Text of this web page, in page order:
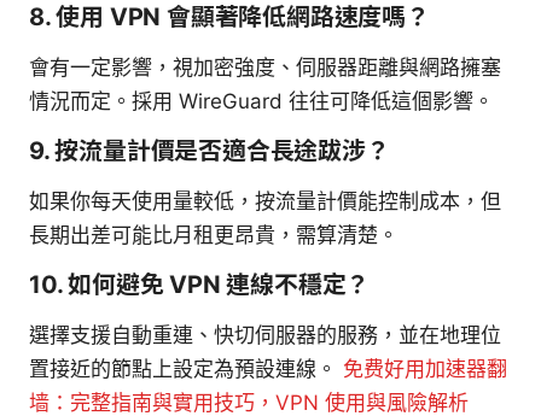
8. 使用 VPN 會顯著降低網路速度嗎？
會有一定影響，視加密強度、伺服器距離與網路擁塞
情況而定。採用 WireGuard 往往可降低這個影響。
9. 按流量計價是否適合長途跋涉？
如果你每天使用量較低，按流量計價能控制成本，但
長期出差可能比月租更昂貴，需算清楚。
10. 如何避免 VPN 連線不穩定？
選擇支援自動重連、快切伺服器的服務，並在地理位
置接近的節點上設定為預設連線。 免费好用加速器翻
墙：完整指南與實用技巧，VPN 使用與風險解析